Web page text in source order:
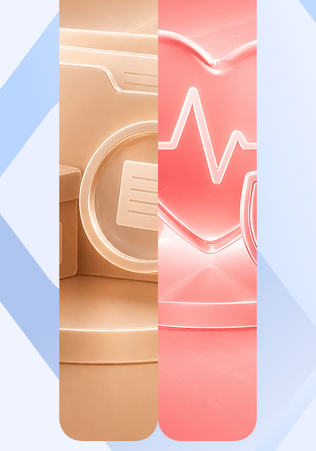
красивых и уникальных молитвенных залов
среди синагог России.
Современный центр еврейской жизни
Сегодня синагога - это настоящее сердце
еврейской общины. Ее многочисленные
залы и помещения, разнообразные
программы делают ее центром притяжения
для каждого еврея по любому вопросу.
Здесь проходят все ежедневные и
праздничные религиозные мероприятия,
здесь же удовлетворяются все
религиозные, социальные и культурные
потребности евреев всей республики.
Разнообразные программы рассчитаны на
все возрастные группы и интересы - от
самых маленьких до пожилых членов
общины.
Жемчужина Казани
Благодаря своей богатой истории,
уникальной архитектуре и насыщенной
современной жизни синагога превратилась
в одну из культурных жемчужин города.
Тысячи гостей ежегодно приходят в нее не
только чтоб познакомиться с еврейскими
традициями, но и чтоб прикоснуться к этой
Сохраняя многовековые традиции,
синагога продолжает оставаться живым
центром, где переплетаются прошлое и